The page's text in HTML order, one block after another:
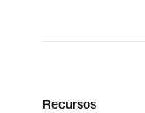
$130.00
Recursos